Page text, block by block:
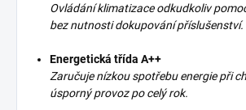
Ovládání klimatizace odkudkoliv
bez nutnosti dokupování příslušenství.
Energetická třída A++
Zaručuje nízkou spotřebu energie při
úsporný provoz po celý rok.